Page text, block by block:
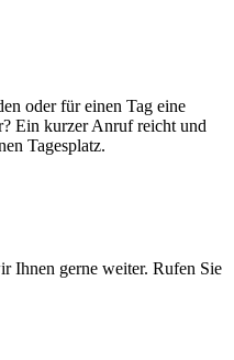
oder für einen Tag eine
Ein kurzer Anruf reicht und
Tagesplatz.
Ihnen gerne weiter. Rufen Sie